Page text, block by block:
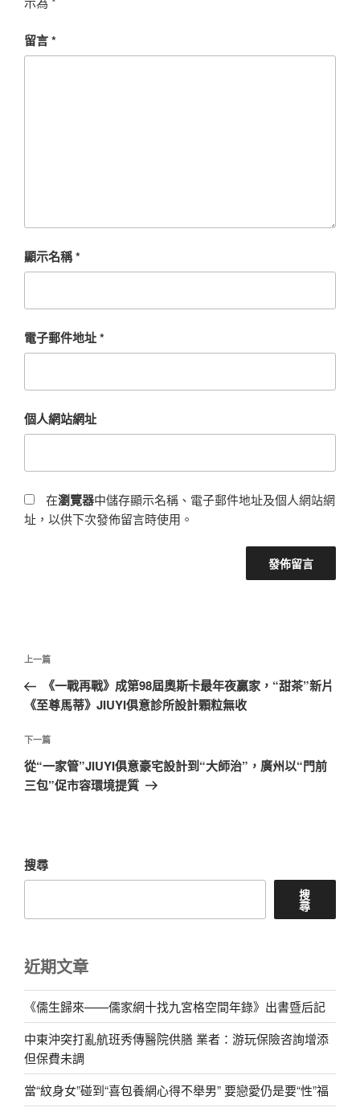
留言*
顯示名稱*
電子郵件地址*
個人網站網址
在瀏覽器中儲存顯示名稱、電子郵件地址及個人網站網
址，以供下次發佈留言時使用。
文
導
覽
上
一
篇
章
上一篇
《一戰再戰》成第98屆奧斯卡最年夜贏家，“甜茶”新片
《至尊馬蒂》JIUYI俱意診所設計顆粒無收
下
一
篇
下一篇
從“一家管”JIUYI俱意豪宅設計到“大師治”，廣州以“門前
三包”促市容環境提質
搜尋
搜
尋
近期文章
《儒生歸來——儒家網十找九宮格空間年錄》出書暨后記
中東沖突打亂航班秀傳醫院供膳 業者：游玩保險咨詢增添
但保費未調
當“紋身女”碰到“喜包養網心得不舉男” 要戀愛仍是要“性”福